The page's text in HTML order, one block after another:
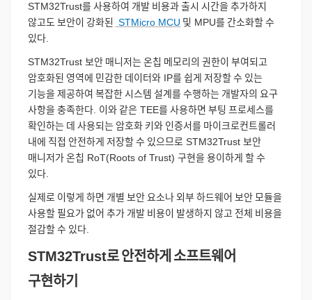
STM32Trust를사용하여 개발 비용과출시 시간을추가하지
않고도보안이 강화된 STMicro MCU 및 MPU를간소화할수
있다.
STM32Trust 보안 매니저는온칩 메모리의 권한이 부여되고
암호화된 영역에 민감한 데이터와 IP를쉽게 저장할수 있는
기능을제공하여 복잡한시스템 설계를수행하는 개발자의 요구
사항을충족한다. 이와 같은 TEE를사용하면 부팅 프로세스를
확인하는 데 사용되는 암호화 키와 인증서를 마이크로컨트롤러
내에 직접 안전하게 저장할수 있으므로 STM32Trust 보안
매니저가온칩 RoT(Roots of Trust) 구현을용이하게 할수
있다.
실제로 이렇게 하면 개별 보안요소나외부하드웨어 보안모듈을
사용할 필요가 없어 추가 개발 비용이 발생하지 않고 전체 비용을
절감할수 있다.
STM32Trust로안전하게 소프트웨어
구현하기